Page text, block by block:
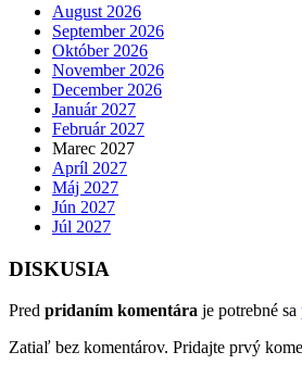
August 2026
September 2026
Október 2026
November 2026
December 2026
Január 2027
Február 2027
Marec 2027
Apríl 2027
Máj 2027
Jún 2027
Júl 2027
DISKUSIA
Pred pridaním komentára je potrebné sa
Zatiaľ bez komentárov. Pridajte prvý